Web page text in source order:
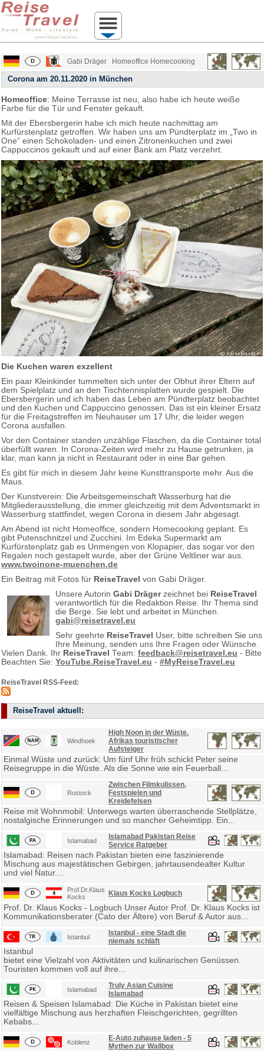
Gabi Dräger Homeoffice Homecooking
Corona am 20.11.2020 in München
Homeoffice: Meine Terrasse ist neu, also habe ich heute weiße
Farbe für die Tür und Fenster gekauft.
Mit der Ebersbergerin habe ich mich heute nachmittag am
Kurfürstenplatz getroffen. Wir haben uns am Pündterplatz im „Two in
One“ einen Schokoladen- und einen Zitronenkuchen und zwei
Cappuccinos gekauft und auf einer Bank am Platz verzehrt.
Die Kuchen waren exzellent
Ein paar Kleinkinder tummelten sich unter der Obhut ihrer Eltern auf
dem Spielplatz und an den Tischtennisplatten wurde gespielt. Die
Ebersbergerin und ich haben das Leben am Pündterplatz beobachtet
und den Kuchen und Cappuccino genossen. Das ist ein kleiner Ersatz
für die Freitagstreffen im Neuhauser um 17 Uhr, die leider wegen
Corona ausfallen.
Vor den Container standen unzählige Flaschen, da die Container total
überfüllt waren. In Corona-Zeiten wird mehr zu Hause getrunken, ja
klar, man kann ja nicht in Restaurant oder in eine Bar gehen.
Es gibt für mich in diesem Jahr keine Kunsttransporte mehr. Aus die
Maus.
Der Kunstverein: Die Arbeitsgemeinschaft Wasserburg hat die
Mitgliederausstellung, die immer gleichzeitig mit dem Adventsmarkt in
Wasserburg stattfindet, wegen Corona in diesem Jahr abgesagt.
Am Abend ist nicht Homeoffice, sondern Homecooking geplant. Es
gibt Putenschnitzel und Zucchini. Im Edeka Supermarkt am
Kurfürstenplatz gab es Unmengen von Klopapier, das sogar vor den
Regalen noch gestapelt wurde, aber der Grüne Veltliner war aus.
www.twoinone-muenchen.de
Ein Beitrag mit Fotos für ReiseTravel von Gabi Dräger.
Unsere Autorin Gabi Drägerzeichnet bei ReiseTravel
verantwortlich für die Redaktion Reise. Ihr Thema sind
die Berge. Sie lebt und arbeitet in München.
gabi@reisetravel.eu
Sehr geehrte ReiseTravel User, bitte schreiben Sie uns
Ihre Meinung, senden uns Ihre Fragen oder Wünsche.
Vielen Dank. Ihr ReiseTravel Team: feedback@reisetravel.eu - Bitte
Beachten Sie: YouTube.ReiseTravel.eu - #MyReiseTravel.eu
ReiseTravel RSS-Feed:
ReiseTravel aktuell:
Windhoek
High Noon in der Wüste.
Afrikas touristischer
Aufsteiger
Einmal Wüste und zurück: Um fünf Uhr früh schickt Peter seine
Reisegruppe in die Wüste. Als die Sonne wie ein Feuerball...
Rostock
Zwischen Filmkulissen,
Festspielen und
Kreidefelsen
Reise mit Wohnmobil: Unterwegs warten überraschende Stellplätze,
nostalgische Erinnerungen und so mancher Geheimtipp. Ein...
Islamabad
Islamabad Pakistan Reise
Service Ratgeber
Islamabad: Reisen nach Pakistan bieten eine faszinierende
Mischung aus majestätischen Gebirgen, jahrtausendealter Kultur
und viel Natur....
Prof.Dr.Klaus
Kocks
Klaus Kocks Logbuch
Prof. Dr. Klaus Kocks - Logbuch Unser Autor Prof. Dr. Klaus Kocks ist
Kommunikationsberater (Cato der Ältere) von Beruf & Autor aus...
Istanbul
Istanbul - eine Stadt die
niemals schläft
Istanbul
bietet eine Vielzahl von Aktivitäten und kulinarischen Genüssen.
Touristen kommen voll auf ihre...
Islamabad
Truly Asian Cuisine
Islamabad
Reisen & Speisen Islamabad: Die Küche in Pakistan bietet eine
vielfältige Mischung aus herzhaften Fleischgerichten, gegrillten
Kebabs...
Koblenz
E-Auto zuhause laden - 5
Mythen zur Wallbox